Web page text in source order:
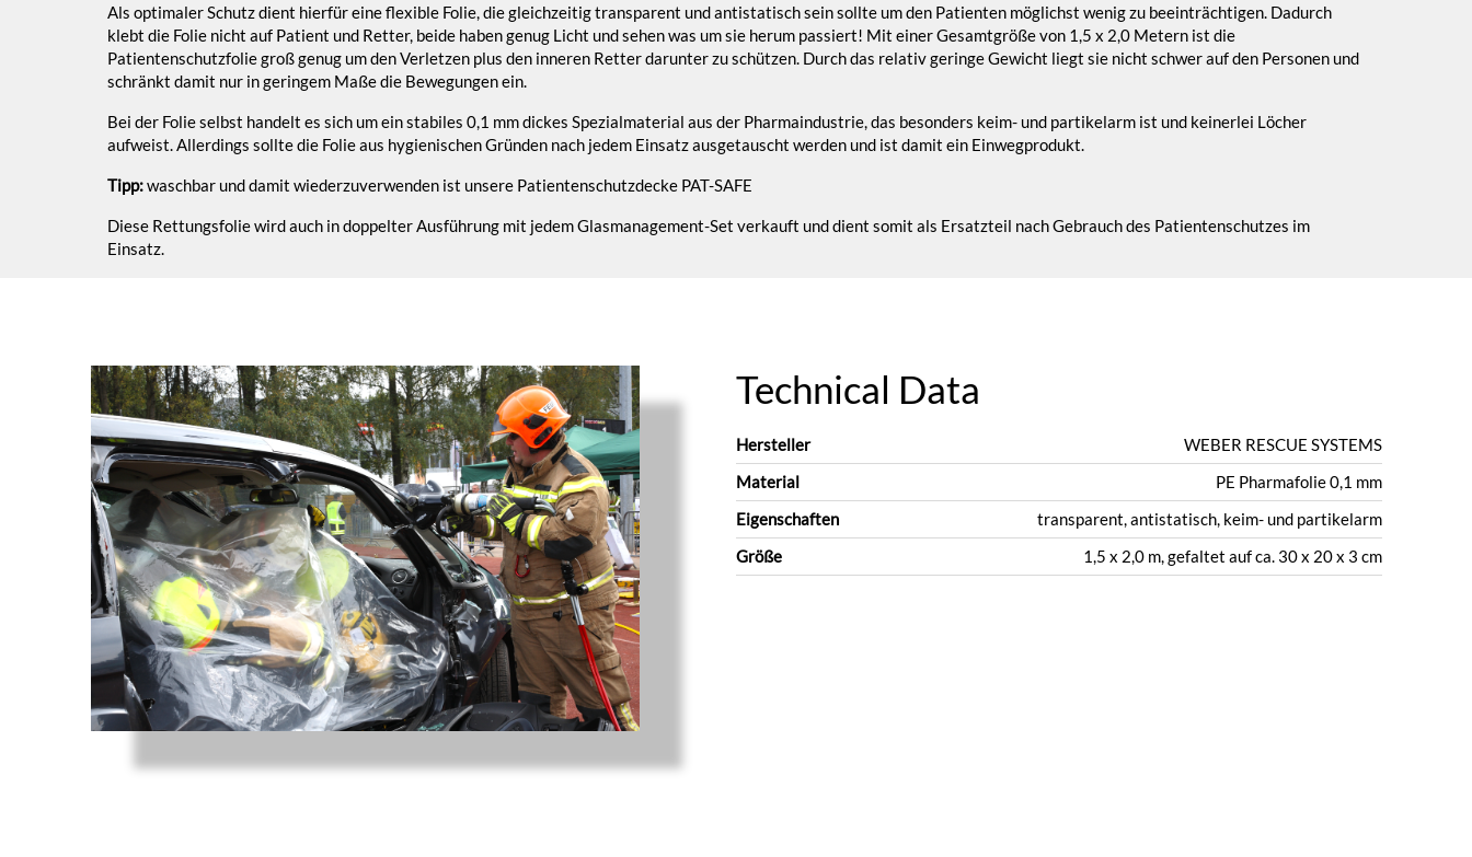
Als optimaler Schutz dient hierfür eine flexible Folie, die gleichzeitig transparent und antistatisch sein sollte um den Patienten möglichst wenig zu beeinträchtigen. Dadurch
klebt die Folie nicht auf Patient und Retter, beide haben genug Licht und sehen was um sie herum passiert! Mit einer Gesamtgröße von 1,5 x 2,0 Metern ist die
Patientenschutzfolie groß genug um den Verletzen plus den inneren Retter darunter zu schützen. Durch das relativ geringe Gewicht liegt sie nicht schwer auf den Personen und
schränkt damit nur in geringem Maße die Bewegungen ein.
Bei der Folie selbst handelt es sich um ein stabiles 0,1 mm dickes Spezialmaterial aus der Pharmaindustrie, das besonders keim- und partikelarm ist und keinerlei Löcher
aufweist. Allerdings sollte die Folie aus hygienischen Gründen nach jedem Einsatz ausgetauscht werden und ist damit ein Einwegprodukt.
Tipp:waschbar und damit wiederzuverwenden ist unsere Patientenschutzdecke PAT-SAFE
Diese Rettungsfolie wird auch in doppelter Ausführung mit jedem Glasmanagement-Set verkauft und dient somit als Ersatzteil nach Gebrauch des Patientenschutzes im
Einsatz.
Technical Data
Hersteller
WEBER RESCUE SYSTEMS
Material
PE Pharmafolie 0,1 mm
Eigenschaften
transparent, antistatisch, keim- und partikelarm
Größe
1,5 x 2,0 m, gefaltet auf ca. 30 x 20 x 3 cm